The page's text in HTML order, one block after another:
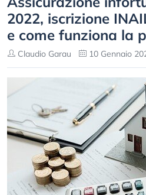
2022, iscrizione
e come funziona la
Claudio Garau 10 Gennaio